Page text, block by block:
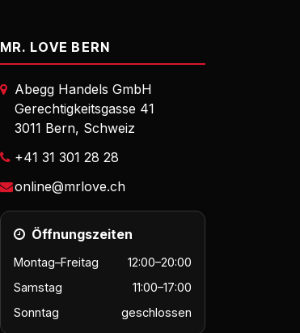
MR. LOVE BERN
Abegg Handels GmbH
Gerechtigkeitsgasse 41
3011 Bern, Schweiz
+41 31 301 28 28
online@mrlove.ch
Öffnungszeiten
Montag–Freitag
12:00–20:00
Samstag
11:00–17:00
Sonntag
geschlossen